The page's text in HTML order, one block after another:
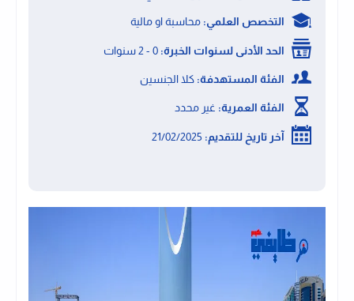
التخصص العلمي: محاسبة او مالية
الحد الأدنى لسنوات الخبرة:
الفئة المستهدفة: كلا الجنسين
الفئة العمرية: غير محدد
آخر تاريخ للتقديم: